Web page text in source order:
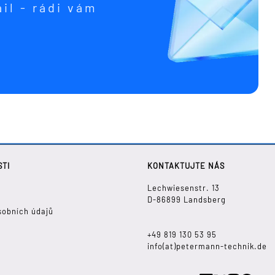
- rádi vám
údajů
KONTAKTUJTE NÁS
Lechwiesenstr. 13
D-86899 Landsberg
+49 819 130 53 95
info(at)petermann-technik.de